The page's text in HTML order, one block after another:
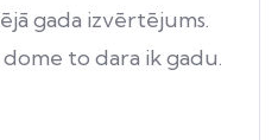
gada izvērtējums.
dome to dara ik gadu.